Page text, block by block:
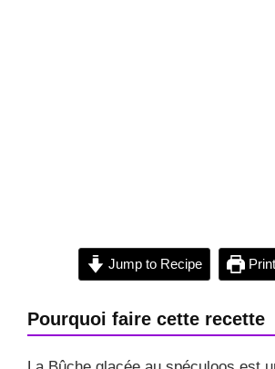
Jump to Recipe
Pourquoi faire cette recette